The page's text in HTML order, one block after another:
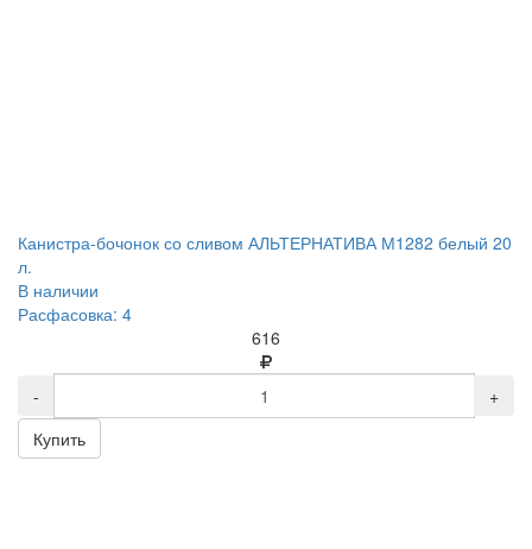
Канистра-бочонок со сливом АЛЬТЕРНАТИВА М1282 белый 20
л.
В наличии
Расфасовка: 4
616
-
+
Купить